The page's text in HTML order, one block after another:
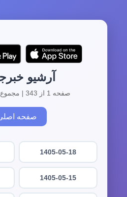
آرشیو
صفحه 1 از 343 | مجموع 3426 آرشیو
صفحه
1405-05-18
1405-05-15